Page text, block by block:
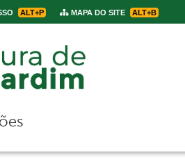
ALT+P MAPA DO SITE ALT+B